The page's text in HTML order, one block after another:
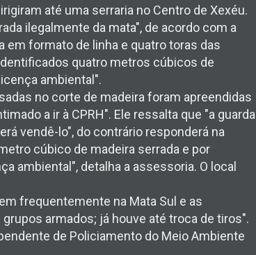
até uma serraria no Centro de Xexéu.
ilegalmente da mata", de acordo com a
em formato de linha e quatro toras das
quatro metros cúbicos de
ambiental".
no corte de madeira foram apreendidas
a ir à CPRH". Ele ressalta que "a guarda
vendê-lo", do contrário responderá na
cúbico de madeira serrada e por
ambiental", detalha a assessoria. O local
frequentemente na Mata Sul e as
armados; já houve até troca de tiros".
de Policiamento do Meio Ambiente